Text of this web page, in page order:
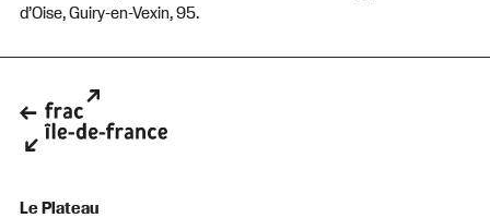
d’Oise, Guiry-en-Vexin, 95.
Le Plateau